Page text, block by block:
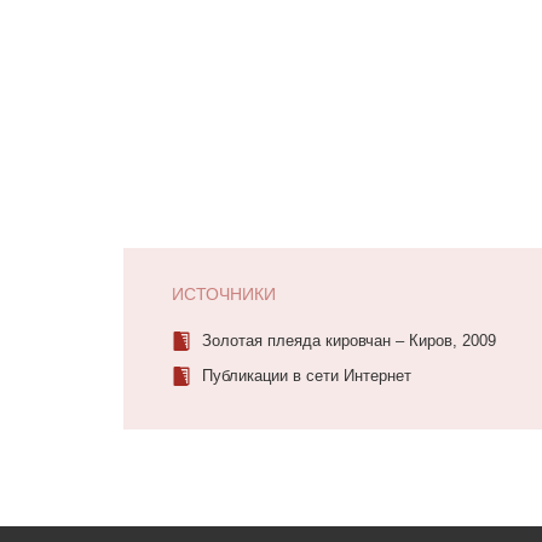
ИСТОЧНИКИ
Золотая плеяда кировчан – Киров, 2009
Публикации в сети Интернет